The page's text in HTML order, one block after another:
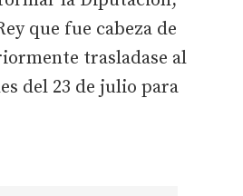
que fue cabeza de
trasladase al
del 23 de julio para